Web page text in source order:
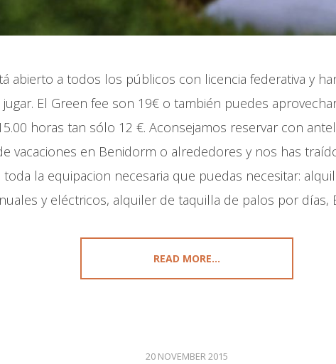
abierto a todos los públicos con licencia federativa y
El Green fee son 19€ o también puedes
horas tan sólo 12 €. Aconsejamos reservar con
vacaciones en Benidorm o alrededores y nos has
toda la equipacion necesaria que puedas necesitar:
y eléctricos, alquiler de taquilla de palos por días,
READ MORE...
20 NOVEMBER 2015